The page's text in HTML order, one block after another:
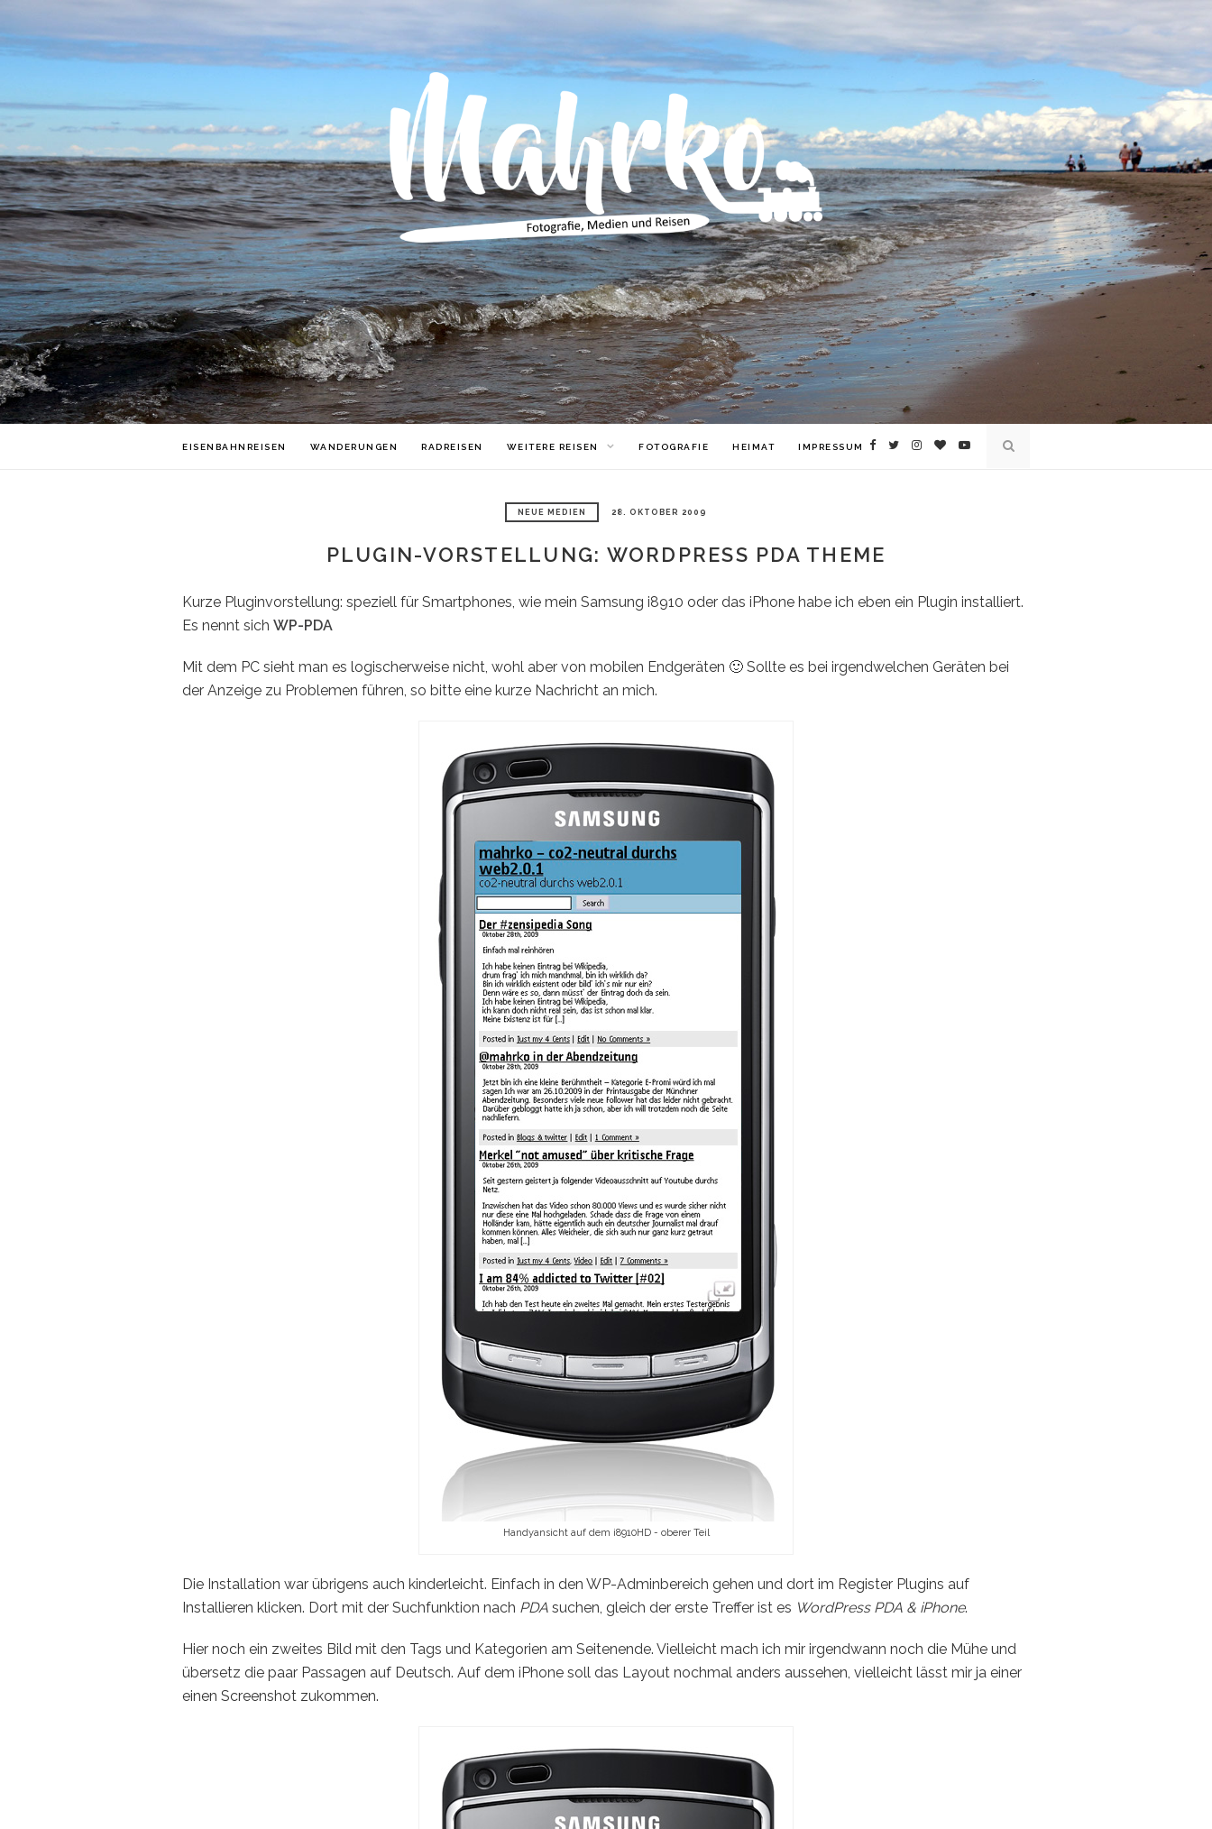
EISENBAHNREISEN WANDERUNGEN RADREISEN WEITERE REISEN FOTOGRAFIE HEIMAT IMPRESSUM
NEUE MEDIEN 28. OKTOBER 2009
PLUGIN-VORSTELLUNG: WORDPRESS PDA THEME
Kurze Pluginvorstellung: speziell für Smartphones, wie mein Samsung i8910 oder das iPhone habe ich eben ein Plugin installiert.
Es nennt sich WP-PDA
Mit dem PC sieht man es logischerweise nicht, wohl aber von mobilen Endgeräten 🙂 Sollte es bei irgendwelchen Geräten bei
der Anzeige zu Problemen führen, so bitte eine kurze Nachricht an mich.
Handyansicht auf dem i8910HD - oberer Teil
Die Installation war übrigens auch kinderleicht. Einfach in den WP-Adminbereich gehen und dort im Register Plugins auf
Installieren klicken. Dort mit der Suchfunktion nach PDA suchen, gleich der erste Treffer ist es WordPress PDA & iPhone.
Hier noch ein zweites Bild mit den Tags und Kategorien am Seitenende. Vielleicht mach ich mir irgendwann noch die Mühe und
übersetz die paar Passagen auf Deutsch. Auf dem iPhone soll das Layout nochmal anders aussehen, vielleicht lässt mir ja einer
einen Screenshot zukommen.